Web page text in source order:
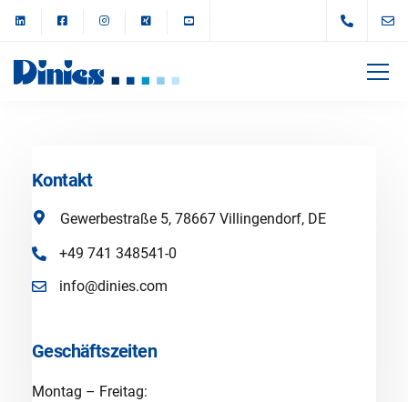
Kontakt
Gewerbestraße 5, 78667 Villingendorf, DE
+49 741 348541-0
info@dinies.com
Geschäftszeiten
Montag – Freitag: